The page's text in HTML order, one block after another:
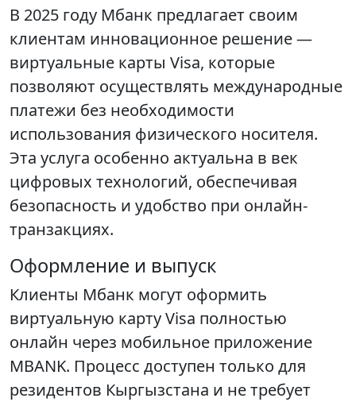
В 2025 году Мбанк предлагает своим
клиентам инновационное решение —
виртуальные карты Visa, которые
позволяют осуществлять международные
платежи без необходимости
использования физического носителя.
Эта услуга особенно актуальна в век
цифровых технологий, обеспечивая
безопасность и удобство при онлайн-
транзакциях.
Оформление и выпуск
Клиенты Мбанк могут оформить
виртуальную карту Visa полностью
онлайн через мобильное приложение
MBANK. Процесс доступен только для
резидентов Кыргызстана и не требует